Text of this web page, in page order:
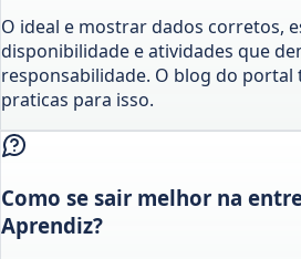
O ideal e mostrar dados corretos,
disponibilidade e atividades que
responsabilidade. O blog do portal
praticas para isso.
Como se sair melhor na
Aprendiz?